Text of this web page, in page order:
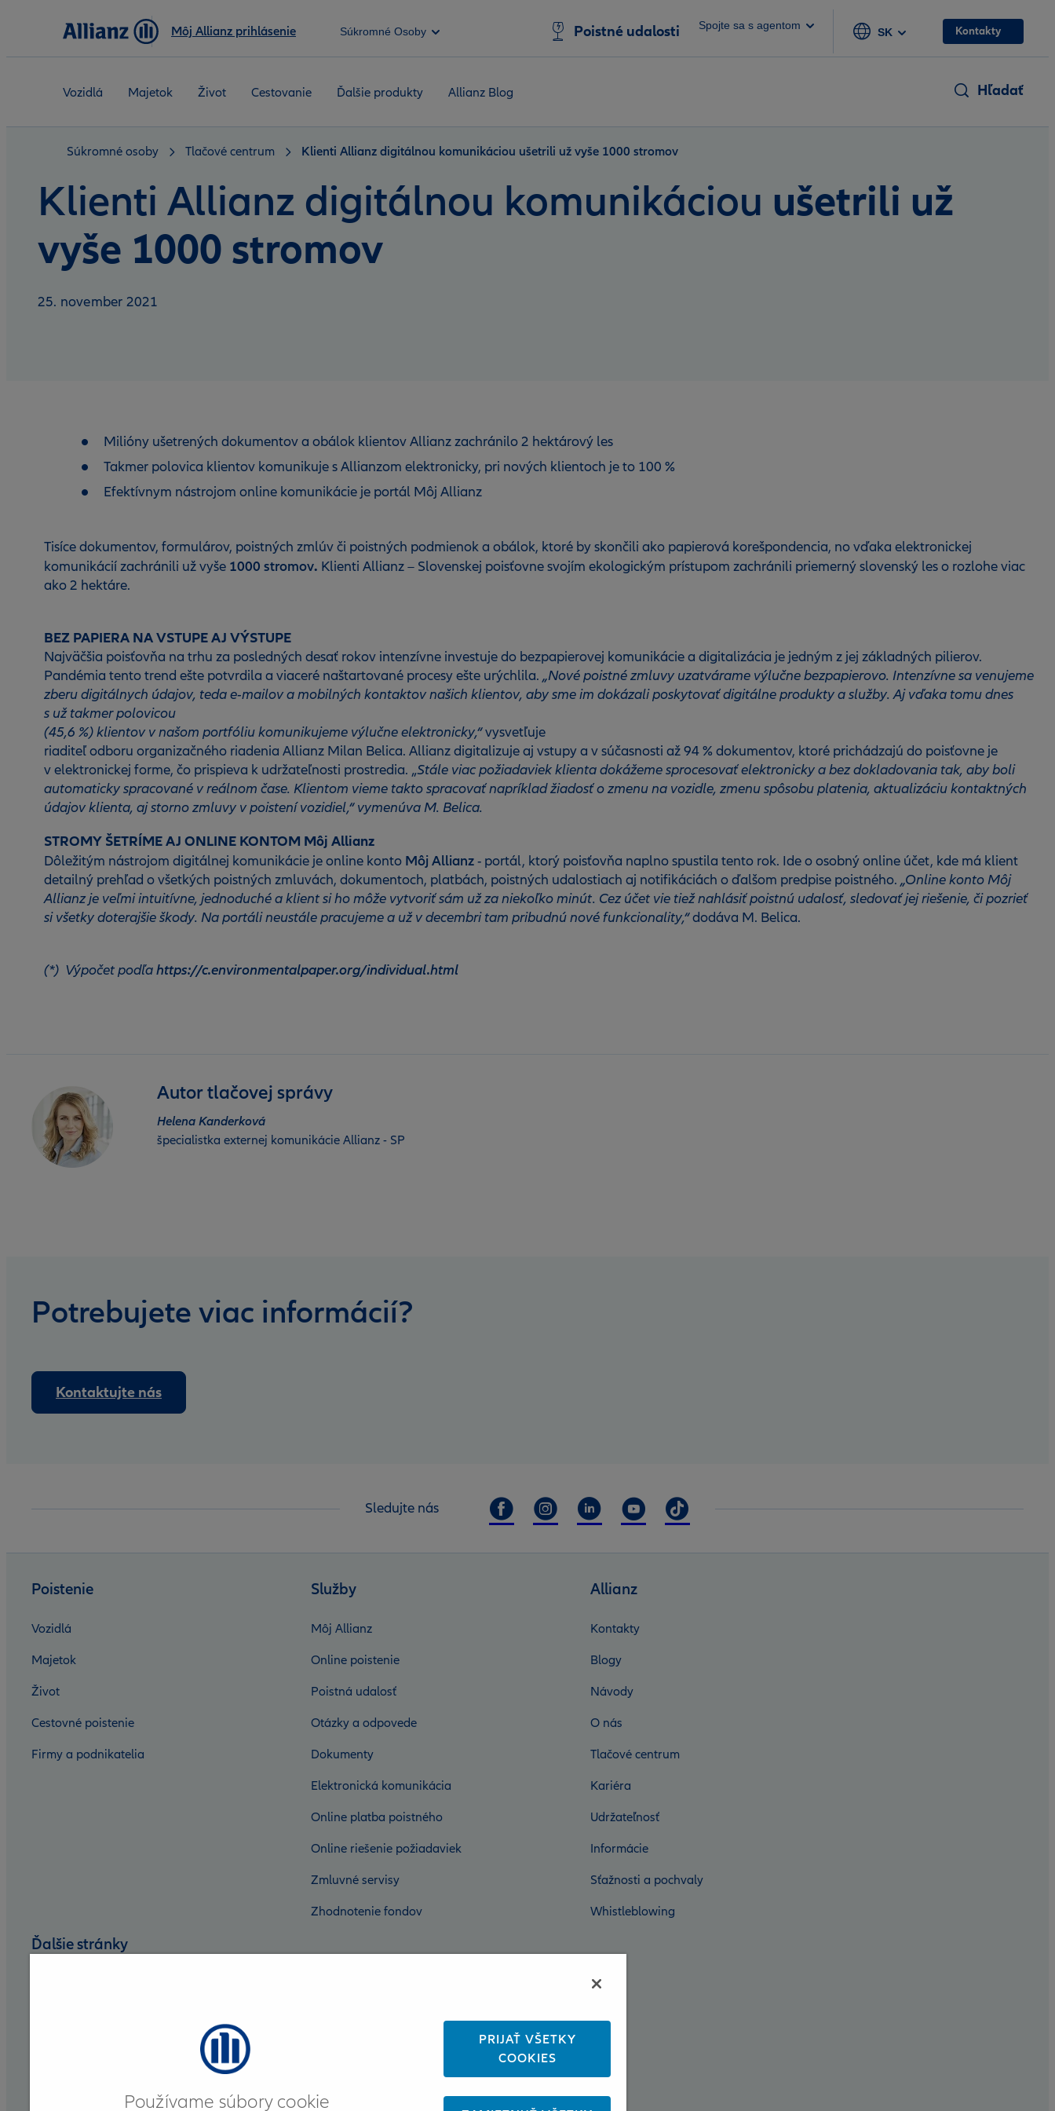
Môj Allianz prihlásenie Súkromné Osoby Poistné udalosti Spojte sa s agentom
SK Kontakty
Vozidlá Majetok Život Cestovanie Ďalšie produkty Allianz Blog Hľadať
Súkromné osoby Tlačové centrum Klienti Allianz digitálnou komunikáciou ušetrili už vyše 1000 stromov
Klienti Allianz digitálnou komunikáciou ušetrili už
vyše 1000 stromov
25. november 2021
Milióny ušetrených dokumentov a obálok klientov Allianz zachránilo 2 hektárový les
Takmer polovica klientov komunikuje s Allianzom elektronicky, pri nových klientoch je to 100 %
Efektívnym nástrojom online komunikácie je portál Môj Allianz
Tisíce dokumentov, formulárov, poistných zmlúv či poistných podmienok a obálok, ktoré by skončili ako papierová korešpondencia, no vďaka elektronickej
komunikácií zachránili už vyše 1000 stromov. Klienti Allianz – Slovenskej poisťovne svojím ekologickým prístupom zachránili priemerný slovenský les o rozlohe viac
ako 2 hektáre.
BEZ PAPIERA NA VSTUPE AJ VÝSTUPE
Najväčšia poisťovňa na trhu za posledných desať rokov intenzívne investuje do bezpapierovej komunikácie a digitalizácia je jedným z jej základných pilierov.
Pandémia tento trend ešte potvrdila a viaceré naštartované procesy ešte urýchlila. „Nové poistné zmluvy uzatvárame výlučne bezpapierovo. Intenzívne sa venujeme
zberu digitálnych údajov, teda e-mailov a mobilných kontaktov našich klientov, aby sme im dokázali poskytovať digitálne produkty a služby. Aj vďaka tomu dnes
s už takmer polovicou
(45,6 %) klientov v našom portfóliu komunikujeme výlučne elektronicky,“vysvetľuje
riaditeľ odboru organizačného riadenia Allianz Milan Belica. Allianz digitalizuje aj vstupy a v súčasnosti až 94 % dokumentov, ktoré prichádzajú do poisťovne je
v elektronickej forme, čo prispieva k udržateľnosti prostredia. „Stále viac požiadaviek klienta dokážeme sprocesovať elektronicky a bez dokladovania tak, aby boli
automaticky spracované v reálnom čase. Klientom vieme takto spracovať napríklad žiadosť o zmenu na vozidle, zmenu spôsobu platenia, aktualizáciu kontaktných
údajov klienta, aj storno zmluvy v poistení vozidiel,“ vymenúva M. Belica.
STROMY ŠETRÍME AJ ONLINE KONTOM Môj Allianz
Dôležitým nástrojom digitálnej komunikácie je online konto Môj Allianz- portál, ktorý poisťovňa naplno spustila tento rok. Ide o osobný online účet, kde má klient
detailný prehľad o všetkých poistných zmluvách, dokumentoch, platbách, poistných udalostiach aj notifikáciách o ďalšom predpise poistného. „Online konto Môj
Allianz je veľmi intuitívne, jednoduché a klient si ho môže vytvoriť sám už za niekoľko minút. Cez účet vie tiež nahlásiť poistnú udalosť, sledovať jej riešenie, či pozrieť
si všetky doterajšie škody. Na portáli neustále pracujeme a už v decembri tam pribudnú nové funkcionality,“dodáva M. Belica.
(*) Výpočet podľahttps://c.environmentalpaper.org/individual.html
Autor tlačovej správy
Helena Kanderková
špecialistka externej komunikácie Allianz - SP
Potrebujete viac informácií?
Kontaktujte nás
Sledujte nás
Poistenie
Vozidlá
Majetok
Život
Cestovné poistenie
Firmy a podnikatelia
Služby
Môj Allianz
Online poistenie
Poistná udalosť
Otázky a odpovede
Dokumenty
Elektronická komunikácia
Online platba poistného
Online riešenie požiadaviek
Zmluvné servisy
Zhodnotenie fondov
Allianz
Kontakty
Blogy
Návody
O nás
Tlačové centrum
Kariéra
Udržateľnosť
Informácie
Sťažnosti a pochvaly
Whistleblowing
Ďalšie stránky
Používame súbory cookie
PRIJAŤ VŠETKY
COOKIES